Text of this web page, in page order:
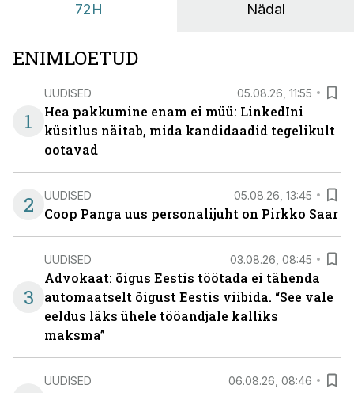
72H Nädal
ENIMLOETUD
1
UUDISED 05.08.26, 11:55
Hea pakkumine enam ei müü: LinkedIni
küsitlus näitab, mida kandidaadid tegelikult
ootavad
2 UUDISED 05.08.26, 13:45
Coop Panga uus personalijuht on Pirkko Saar
3
UUDISED 03.08.26, 08:45
Advokaat: õigus Eestis töötada ei tähenda
automaatselt õigust Eestis viibida. “See vale
eeldus läks ühele tööandjale kalliks
maksma”
UUDISED 06.08.26, 08:46